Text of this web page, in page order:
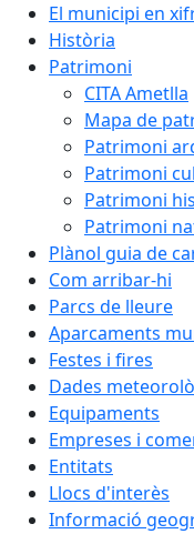
El municipi en
Història
Patrimoni
CITA Ametlla
Mapa de
Patrimoni
Patrimoni
Patrimoni
Patrimoni
Plànol guia de
Com arribar-hi
Parcs de lleure
Aparcaments
Festes i fires
Dades
Equipaments
Empreses i
Entitats
Llocs d'interès
Informació